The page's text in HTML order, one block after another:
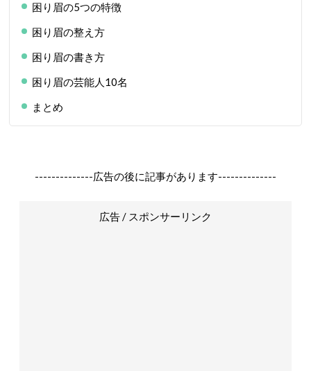
困り眉の5つの特徴
困り眉の整え方
困り眉の書き方
困り眉の芸能人10名
まとめ
--------------広告の後に記事があります--------------
広告 / スポンサーリンク